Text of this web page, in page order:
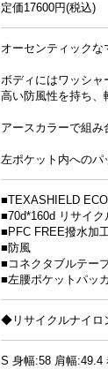
定価17600円(税込)
オーセンティックな
ボディにはワッシャ
高い防風性を持ち、
アースカラーで組み
左ポケット内への
■TEXASHIELD
■70d*160d リサイ
■PFC FREE撥水加
■防風
■コネクタブルテー
■左腰ポケットパッ
◆リサイクルナイロ
S 身幅:58 肩幅:49.4